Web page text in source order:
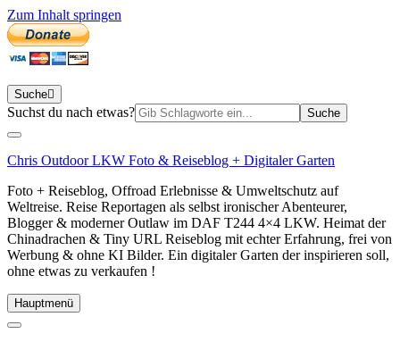
Zum Inhalt springen
Suche
Suchen
Suchst du nach etwas?
Chris Outdoor LKW Foto & Reiseblog + Digitaler Garten
Foto + Reiseblog, Offroad Erlebnisse & Umweltschutz auf
Weltreise. Reise Reportagen als selbst ironischer Abenteurer,
Blogger & moderner Outlaw im DAF T244 4×4 LKW. Heimat der
Chinadrachen & Tiny URL Reiseblog mit echter Erfahrung, frei von
Werbung & ohne KI Bilder. Ein digitaler Garten der inspirieren soll,
ohne etwas zu verkaufen !
Hauptmenü